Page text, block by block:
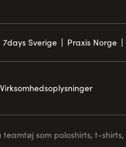
7days Sverige Praxis Norge
Virksomhedsoplysninger
som poloshirts, t-